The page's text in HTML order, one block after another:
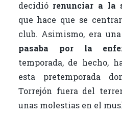
decidió renunciar a la
que hace que se
club. Asimismo, era
pasaba por la
temporada, de hecho,
esta pretemporada
Torrejón fuera del
unas molestias en el